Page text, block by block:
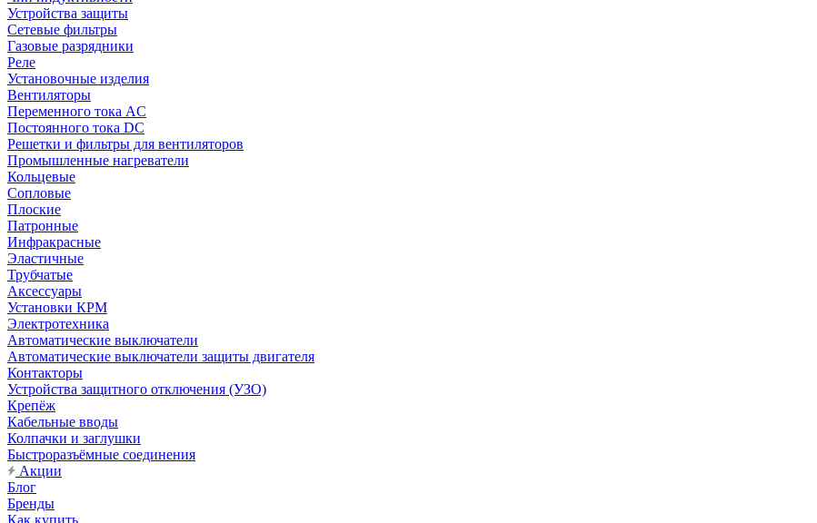
Устройства защиты
Сетевые фильтры
Газовые разрядники
Реле
Установочные изделия
Вентиляторы
Переменного тока AC
Постоянного тока DC
Решетки и фильтры для вентиляторов
Промышленные нагреватели
Кольцевые
Сопловые
Плоские
Патронные
Инфракрасные
Эластичные
Трубчатые
Аксессуары
Установки КРМ
Электротехника
Автоматические выключатели
Автоматические выключатели защиты двигателя
Контакторы
Устройства защитного отключения (УЗО)
Крепёж
Кабельные вводы
Колпачки и заглушки
Быстроразъёмные соединения
Акции
Блог
Бренды
Как купить